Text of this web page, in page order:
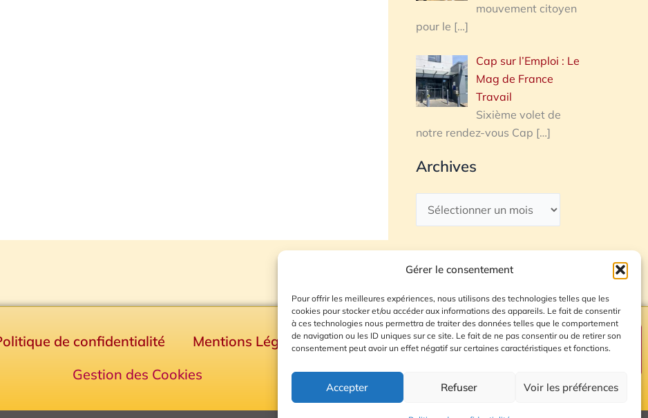
Gérer le consentement
Pour offrir les meilleures expériences, nous utilisons des technologies telles que les
cookies pour stocker et/ou accéder aux informations des appareils. Le fait de consentir
à ces technologies nous permettra de traiter des données telles que le comportement
de navigation ou les ID uniques sur ce site. Le fait de ne pas consentir ou de retirer son
consentement peut avoir un effet négatif sur certaines caractéristiques et fonctions.
Accepter Refuser Voir les préférences
mouvement citoyen
pour le […]
Cap sur l’Emploi : Le
Mag de France
Travail
Sixième volet de
notre rendez-vous Cap […]
Archives
de confidentialité Mentions Légales
Plan du site
Gestion des Cookies